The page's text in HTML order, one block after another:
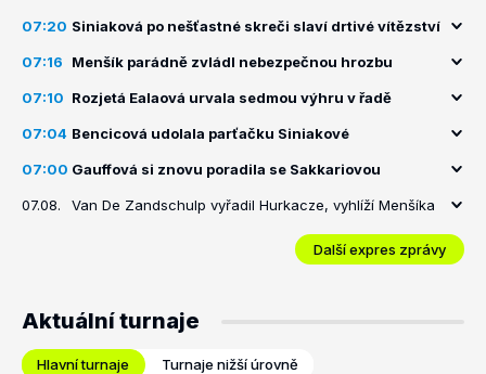
07:20 Siniaková po nešťastné skreči slaví drtivé vítězství
07:16 Menšík parádně zvládl nebezpečnou hrozbu
07:10 Rozjetá Ealaová urvala sedmou výhru v řadě
07:04 Bencicová udolala parťačku Siniakové
07:00 Gauffová si znovu poradila se Sakkariovou
07.08. Van De Zandschulp vyřadil Hurkacze, vyhlíží Menšíka
Další expres zprávy
Aktuální turnaje
Hlavní turnaje Turnaje nižší úrovně